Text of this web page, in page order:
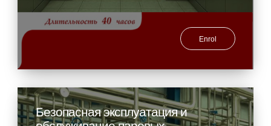
Enrol
Безопасная эксплуатация и